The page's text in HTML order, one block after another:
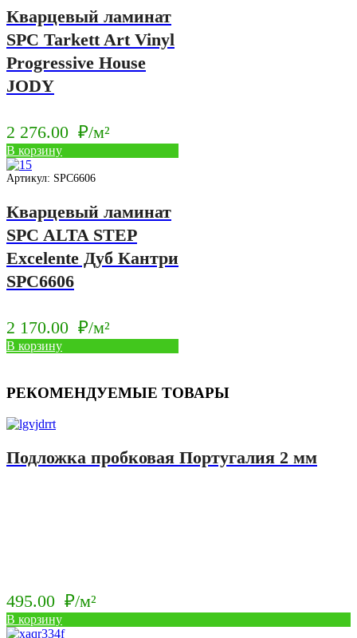
Кварцевый ламинат
SPC Tarkett Art Vinyl
Progressive House
JODY
2 276.00 ₽/м²
В корзину
Артикул: SPC6606
Кварцевый ламинат
SPC ALTA STEP
Excelente Дуб Кантри
SPC6606
2 170.00 ₽/м²
В корзину
РЕКОМЕНДУЕМЫЕ ТОВАРЫ
Подложка пробковая Португалия 2 мм
495.00 ₽/м²
В корзину